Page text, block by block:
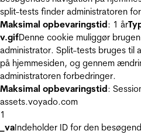
split-tests finder administratoren
Maksimal opbevaringstid: 1 år
v.gifDenne cookie muliggør
administrator. Split-tests bruges til
på hjemmesiden, og gennem
administratoren forbedringer.
Maksimal opbevaringstid:
assets.voyado.com
1
_vaIndeholder ID for den